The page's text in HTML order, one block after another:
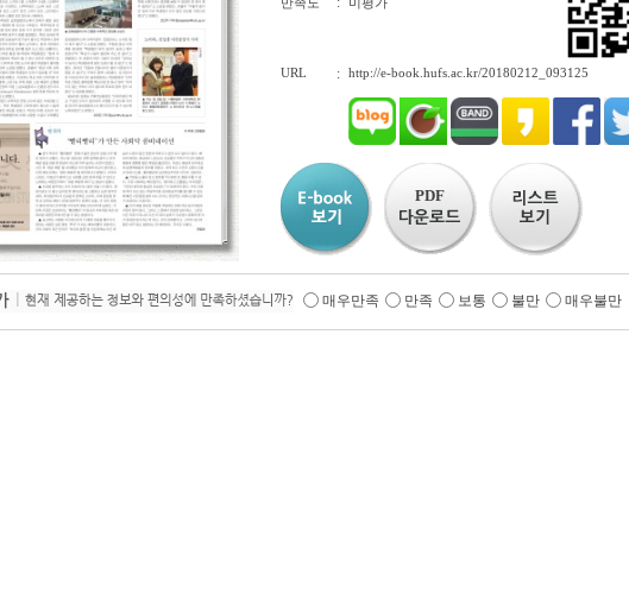
URL : http://e-book.hufs.ac.kr/20180212_093125
PDF
매우만족 만족 보통 불만 매우불만